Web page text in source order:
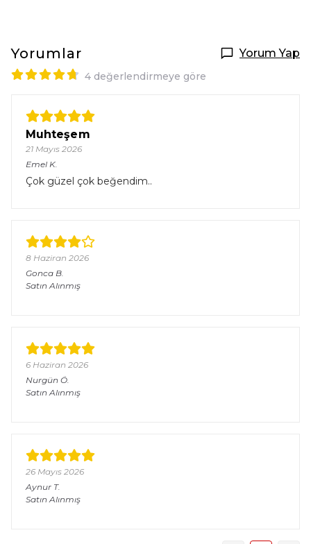
Yorumlar Yorum Yap
4 değerlendirmeye göre
Muhteşem
21 Mayıs 2026
Emel K.
Çok güzel çok beğendim..
8 Haziran 2026
Gonca B.
Satın Alınmış
6 Haziran 2026
Nurgün Ö.
Satın Alınmış
26 Mayıs 2026
Aynur T.
Satın Alınmış